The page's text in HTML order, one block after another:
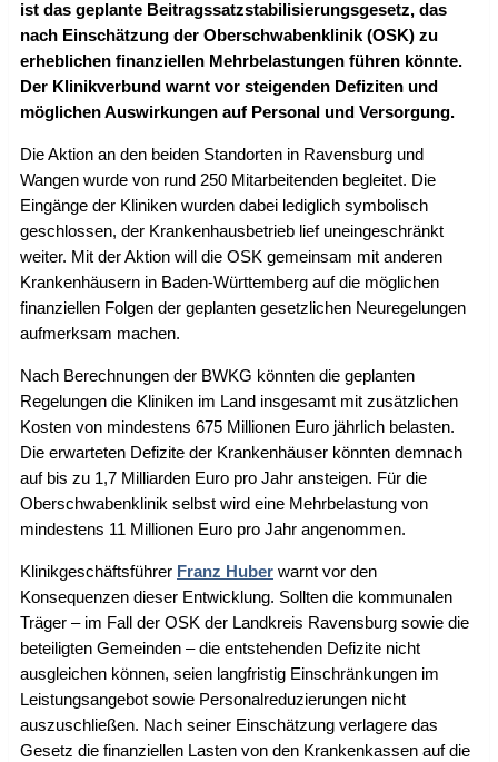
ist das geplante Beitragssatzstabilisierungsgesetz, das
nach Einschätzung der Oberschwabenklinik (OSK) zu
erheblichen finanziellen Mehrbelastungen führen könnte.
Der Klinikverbund warnt vor steigenden Defiziten und
möglichen Auswirkungen auf Personal und Versorgung.
Die Aktion an den beiden Standorten in Ravensburg und
Wangen wurde von rund 250 Mitarbeitenden begleitet. Die
Eingänge der Kliniken wurden dabei lediglich symbolisch
geschlossen, der Krankenhausbetrieb lief uneingeschränkt
weiter. Mit der Aktion will die OSK gemeinsam mit anderen
Krankenhäusern in Baden-Württemberg auf die möglichen
finanziellen Folgen der geplanten gesetzlichen Neuregelungen
aufmerksam machen.
Nach Berechnungen der BWKG könnten die geplanten
Regelungen die Kliniken im Land insgesamt mit zusätzlichen
Kosten von mindestens 675 Millionen Euro jährlich belasten.
Die erwarteten Defizite der Krankenhäuser könnten demnach
auf bis zu 1,7 Milliarden Euro pro Jahr ansteigen. Für die
Oberschwabenklinik selbst wird eine Mehrbelastung von
mindestens 11 Millionen Euro pro Jahr angenommen.
Klinikgeschäftsführer Franz Huber warnt vor den
Konsequenzen dieser Entwicklung. Sollten die kommunalen
Träger – im Fall der OSK der Landkreis Ravensburg sowie die
beteiligten Gemeinden – die entstehenden Defizite nicht
ausgleichen können, seien langfristig Einschränkungen im
Leistungsangebot sowie Personalreduzierungen nicht
auszuschließen. Nach seiner Einschätzung verlagere das
Gesetz die finanziellen Lasten von den Krankenkassen auf die